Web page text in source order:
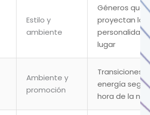
Estilo y
ambiente
Géneros que
proyectan la
personalidad
lugar
Ambiente y
promoción
Transiciones
energía
hora de la